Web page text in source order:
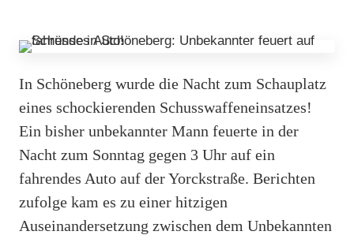
In Schöneberg wurde die Nacht zum Schauplatz
eines schockierenden Schusswaffeneinsatzes!
Ein bisher unbekannter Mann feuerte in der
Nacht zum Sonntag gegen 3 Uhr auf ein
fahrendes Auto auf der Yorckstraße. Berichten
zufolge kam es zu einer hitzigen
Auseinandersetzung zwischen dem Unbekannten